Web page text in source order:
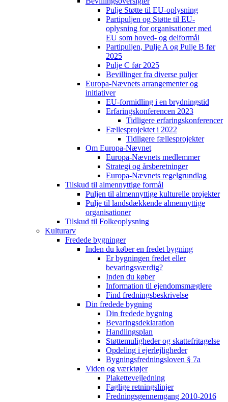
Pulje Støtte til EU-oplysning
Partipuljen og Støtte til EU-
oplysning for organisationer med
EU som hoved- og delformål
Partipuljen, Pulje A og Pulje B før
2025
Pulje C før 2025
Bevillinger fra diverse puljer
Europa-Nævnets arrangementer og
initiativer
EU-formidling i en brydningstid
Erfaringskonferencen 2023
Tidligere erfaringskonferencer
Fællesprojektet i 2022
Tidligere fællesprojekter
Om Europa-Nævnet
Europa-Nævnets medlemmer
Strategi og årsberetninger
Europa-Nævnets regelgrundlag
Tilskud til almennyttige formål
Puljen til almennyttige kulturelle projekter
Pulje til landsdækkende almennyttige
organisationer
Tilskud til Folkeoplysning
Kulturarv
Fredede bygninger
Inden du køber en fredet bygning
Er bygningen fredet eller
bevaringsværdig?
Inden du køber
Information til ejendomsmæglere
Find fredningsbeskrivelse
Din fredede bygning
Din fredede bygning
Bevaringsdeklaration
Handlingsplan
Støttemuligheder og skattefritagelse
Opdeling i ejerlejligheder
Bygningsfredningsloven § 7a
Viden og værktøjer
Plakettevejledning
Faglige retningslinjer
Fredningsgennemgang 2010-2016